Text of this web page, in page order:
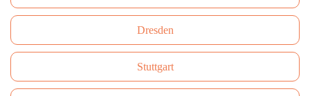
Dresden
Stuttgart